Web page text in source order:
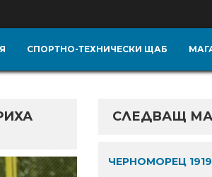
СПОРТНО-ТЕХНИЧЕСКИ ЩАБ
СЛЕДВАЩ
ЧЕРНОМОРЕЦ